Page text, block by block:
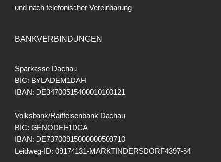
und nach telefonischer Vereinbarung
BANKVERBINDUNGEN
Sparkasse Dachau
BIC: BYLADEM1DAH
IBAN: DE34700515400010100121
Volksbank/Raiffeisenbank Dachau
BIC: GENODEF1DCA
IBAN: DE73700915000000509710
Leidweg-ID: 09174131-MARKTINDERSDORF4397-64